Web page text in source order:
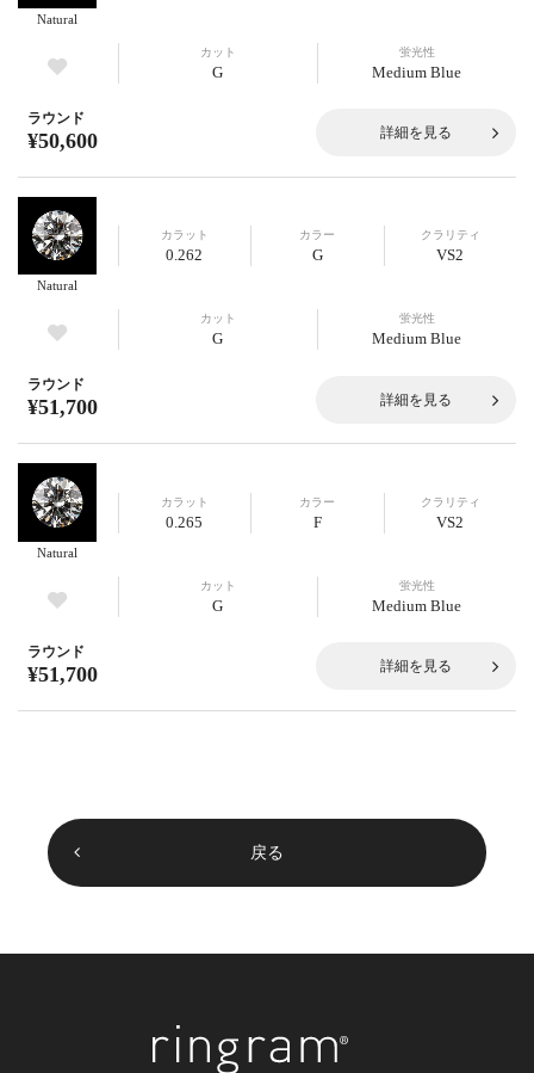
Natural
カット
G
蛍光性
Medium Blue
ラウンド
¥50,600 詳細を見る
Natural
カラット
0.262
カラー
G
クラリティ
VS2
カット
G
蛍光性
Medium Blue
ラウンド
¥51,700 詳細を見る
Natural
カラット
0.265
カラー
F
クラリティ
VS2
カット
G
蛍光性
Medium Blue
ラウンド
¥51,700 詳細を見る
戻る